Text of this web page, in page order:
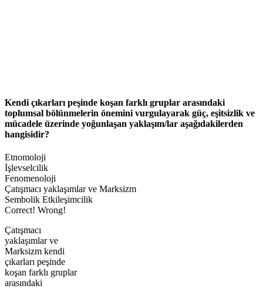
Kendi çıkarları peşinde koşan farklı gruplar arasındaki
toplumsal bölünmelerin önemini vurgulayarak güç, eşitsizlik ve
mücadele üzerinde yoğunlaşan yaklaşım/lar aşağıdakilerden
hangisidir?
Etnomoloji
İşlevselcilik
Fenomenoloji
Çatışmacı yaklaşımlar ve Marksizm
Sembolik Etkileşimcilik
Correct! Wrong!
Çatışmacı
yaklaşımlar ve
Marksizm kendi
çıkarları peşinde
koşan farklı gruplar
arasındaki